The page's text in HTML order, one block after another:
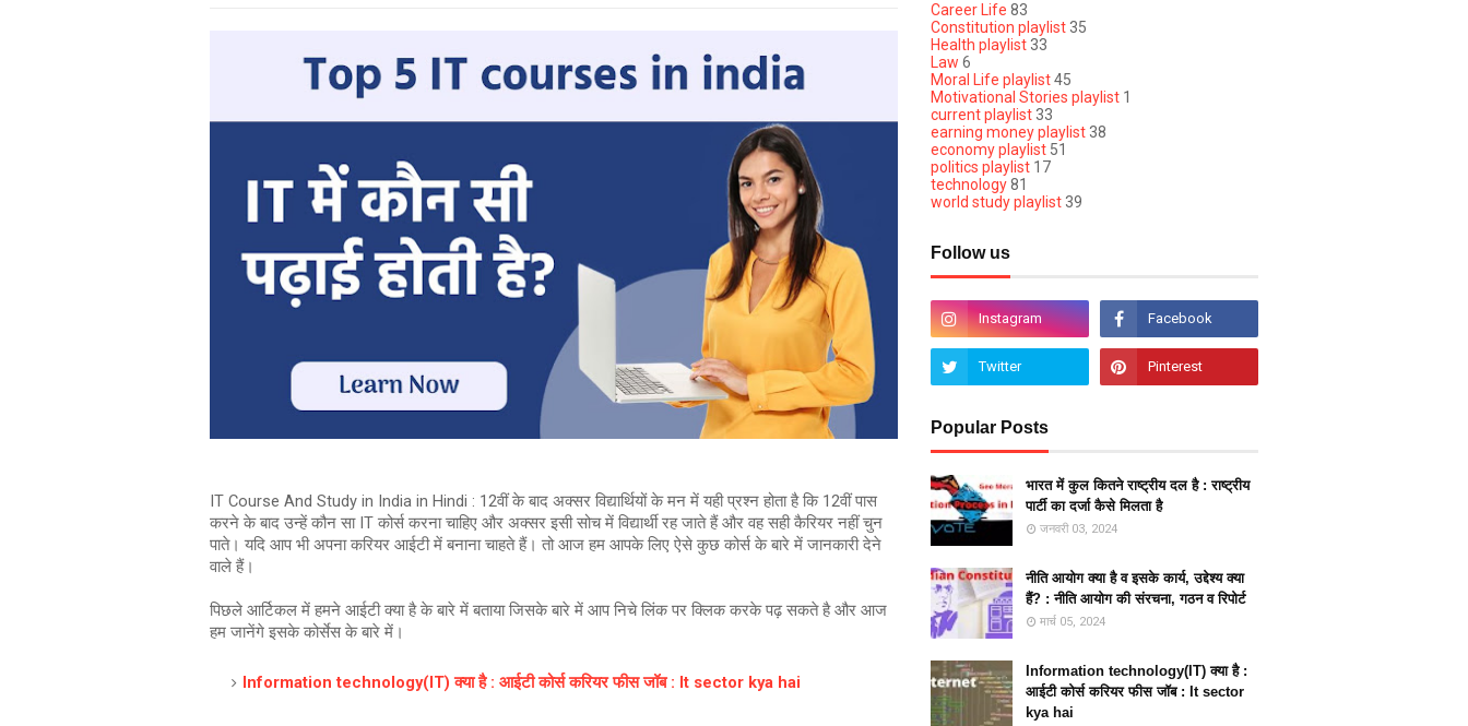
IT Course And Study in India in Hindi : 12वीं के बाद अक्सर विद्यार्थियों के मन में यही प्रश्न होता है कि 12वीं पास
करने के बाद उन्हें कौन सा IT कोर्स करना चाहिए और अक्सर इसी सोच में विद्यार्थी रह जाते हैं और वह सही कैरियर नहीं चुन
पाते। यदि आप भी अपना करियर आईटी में बनाना चाहते हैं। तो आज हम आपके लिए ऐसे कुछ कोर्स के बारे में जानकारी देने
वाले हैं।
पिछले आर्टिकल में हमने आईटी क्या है के बारे में बताया जिसके बारे में आप निचे लिंक पर क्लिक करके पढ़ सकते है और आज
हम जानेंगे इसके कोर्सेस के बारे में।
Information technology(IT) क्या है : आईटी कोर्स करियर फीस जॉब : It sector kya hai
Career Life 83
Constitution playlist 35
Health playlist 33
Law 6
Moral Life playlist45
Motivational Stories playlist 1
current playlist 33
earning money playlist 38
economy playlist 51
politics playlist 17
technology81
world study playlist 39
Follow us
Popular Posts
भारत में कुल कितने राष्ट्रीय दल है : राष्ट्रीय
पार्टी का दर्जा कैसे मिलता है
जनवरी 03, 2024
नीति आयोग क्या है व इसके कार्य, उद्देश्य क्या
हैं? : नीति आयोग की संरचना, गठन व रिपोर्ट
मार्च 05, 2024
Information technology(IT) क्या है :
आईटी कोर्स करियर फीस जॉब : It sector
kya hai